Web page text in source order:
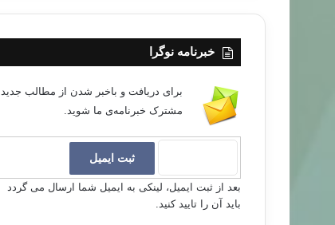
خبرنامه نوگرا
برای دریافت و باخبر شدن از مطالب جدید
مشترک خبرنامه‌ی ما شوید.
بعد از ثبت ایمیل، لینکی به ایمیل شما ارسال می گردد
باید آن را تایید کنید.